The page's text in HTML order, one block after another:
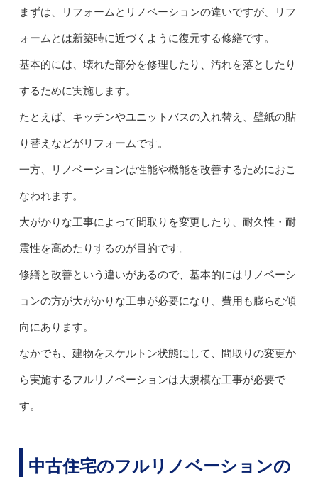
まずは、リフォームとリノベーションの違いですが、リフ
ォームとは新築時に近づくように復元する修繕です。
基本的には、壊れた部分を修理したり、汚れを落としたり
するために実施します。
たとえば、キッチンやユニットバスの入れ替え、壁紙の貼
り替えなどがリフォームです。
一方、リノベーションは性能や機能を改善するためにおこ
なわれます。
大がかりな工事によって間取りを変更したり、耐久性・耐
震性を高めたりするのが目的です。
修繕と改善という違いがあるので、基本的にはリノベーシ
ョンの方が大がかりな工事が必要になり、費用も膨らむ傾
向にあります。
なかでも、建物をスケルトン状態にして、間取りの変更か
ら実施するフルリノベーションは大規模な工事が必要で
す。
中古住宅のフルリノベーションの